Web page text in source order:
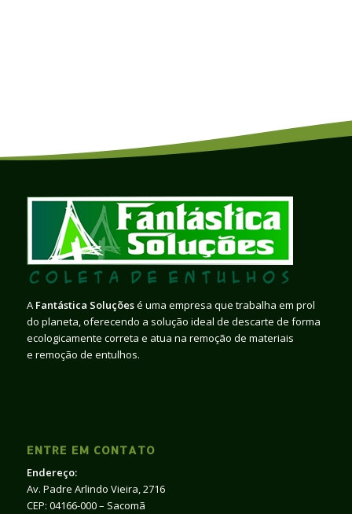
A Fantástica Soluçõesé uma empresa que trabalha em prol
do planeta, oferecendo a solução ideal de descarte de forma
ecologicamente correta e atua na remoção de materiais
e remoção de entulhos.
ENTRE EM CONTATO
Endereço:
Av. Padre Arlindo Vieira, 2716
CEP: 04166-000 – Sacomã